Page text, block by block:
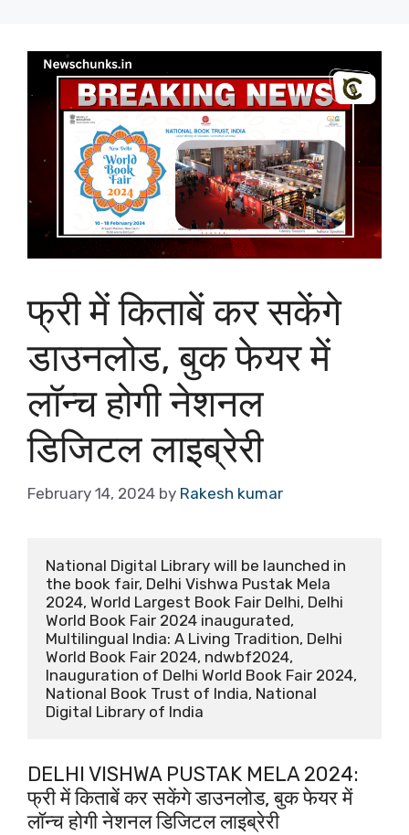
फ्री में किताबें कर सकेंगे
डाउनलोड, बुक फेयर में
लॉन्च होगी नेशनल
डिजिटल लाइब्रेरी
February 14, 2024 by Rakesh kumar
National Digital Library will be launched in
the book fair, Delhi Vishwa Pustak Mela
2024, World Largest Book Fair Delhi, Delhi
World Book Fair 2024 inaugurated,
Multilingual India: A Living Tradition, Delhi
World Book Fair 2024, ndwbf2024,
Inauguration of Delhi World Book Fair 2024,
National Book Trust of India, National
Digital Library of India
DELHI VISHWA PUSTAK MELA 2024:
फ्री में किताबें कर सकेंगे डाउनलोड, बुक फेयर में
लॉन्च होगी नेशनल डिजिटल लाइब्रेरी